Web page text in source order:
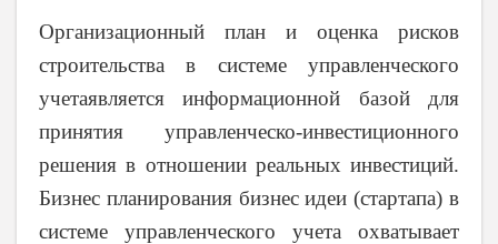
Организационный план и оценка рисков
строительства в системе управленческого
учетаявляется информационной базой для
принятия управленческо-инвестиционного
решения в отношении реальных инвестиций.
Бизнес планирования бизнес идеи (стартапа) в
системе управленческого учета охватывает